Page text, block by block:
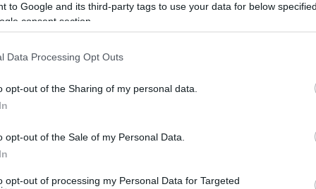
to Google and its third-party tags to use your data for below
consent section.
Data Processing Opt Outs
opt-out of the Sharing of my personal data.
opt-out of the Sale of my Personal Data.
opt-out of processing my Personal Data for Targeted